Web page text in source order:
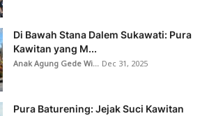
Di Bawah Stana Dalem Sukawati: Pura
Kawitan yang M...
Anak Agung Gede Wi... Dec 31, 2025
Pura Baturening: Jejak Suci Kawitan